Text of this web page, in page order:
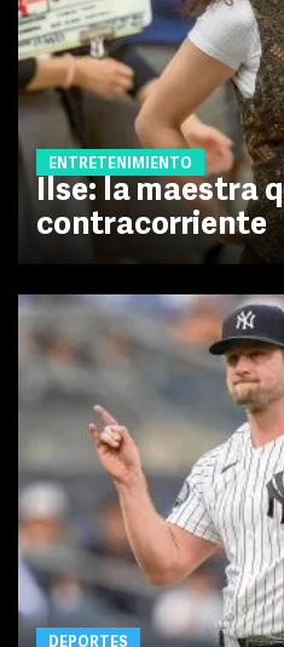
ENTRETENIMIENTO
Ilse: la maestra
contracorriente
DEPORTES